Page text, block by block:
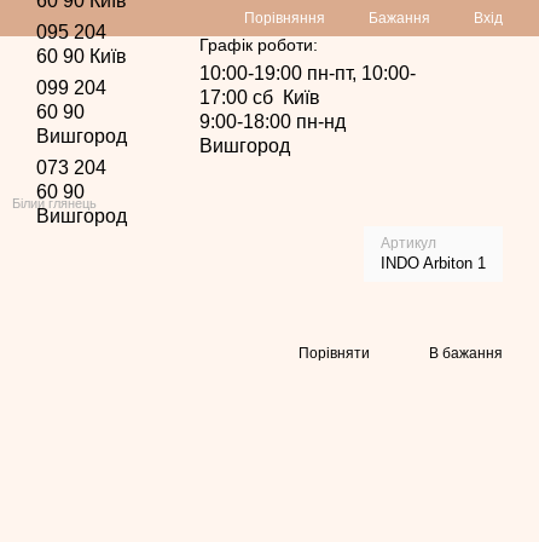
Порівняння Бажання Вхід
095 204
60 90 Київ
099 204
60 90
Вишгород
073 204
60 90
Вишгород
Графік роботи:
10:00-19:00 пн-пт, 10:00-
17:00 сб Київ
9:00-18:00 пн-нд
Вишгород
Білий глянець
Артикул
INDO Arbiton 1
Порівняти В бажання